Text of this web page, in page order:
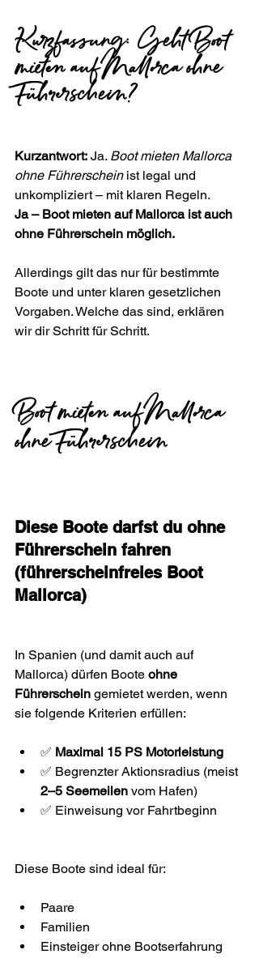
Kurzfassung: Geht Boot
mieten auf Mallorca ohne
Führerschein?
Kurzantwort: Ja. Boot mieten Mallorca
ohne Führerschein ist legal und
unkompliziert – mit klaren Regeln.
Ja – Boot mieten auf Mallorca ist auch
ohne Führerschein möglich.
Allerdings gilt das nur für bestimmte
Boote und unter klaren gesetzlichen
Vorgaben. Welche das sind, erklären
wir dir Schritt für Schritt.
Boot mieten auf Mallorca
ohne Führerschein
Diese Boote darfst du ohne
Führerschein fahren
(führerscheinfreies Boot
Mallorca)
In Spanien (und damit auch auf
Mallorca) dürfen Boote ohne
Führerschein gemietet werden, wenn
sie folgende Kriterien erfüllen:
✅ Maximal 15 PS Motorleistung
✅ Begrenzter Aktionsradius (meist
2–5 Seemeilen vom Hafen)
✅ Einweisung vor Fahrtbeginn
Diese Boote sind ideal für:
Paare
Familien
Einsteiger ohne Bootserfahrung